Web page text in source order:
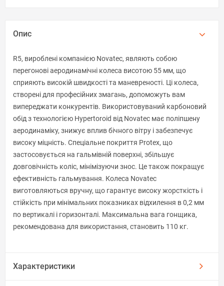
Опис
R5, вироблені компанією Novatec, являють собою
перегонові аеродинамічні колеса висотою 55 мм, що
сприяють високій швидкості та маневреності. Ці колеса,
створені для професійних змагань, допоможуть вам
випереджати конкурентів. Використовуваний карбоновий
обід з технологією Hypertoroid від Novatec має поліпшену
аеродинаміку, знижує вплив бічного вітру і забезпечує
високу міцність. Спеціальне покриття Protex, що
застосовується на гальмівній поверхні, збільшує
довговічність коліс, мінімізуючи знос. Це також покращує
ефективність гальмування. Колеса Novatec
виготовляються вручну, що гарантує високу жорсткість і
стійкість при мінімальних показниках відхилення в 0,2 мм
по вертикалі і горизонталі. Максимальна вага гонщика,
рекомендована для використання, становить 110 кг.
Характеристики